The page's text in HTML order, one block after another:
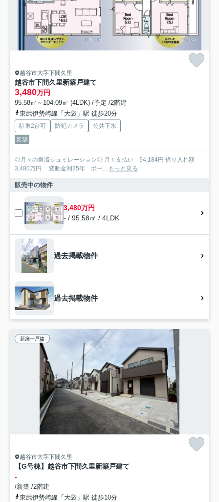
越谷市大字下間久里
越谷市下間久里新築戸建て
3,480万円
95.58㎡～104.09㎡ (4LDK) /予定 /2階建
東武伊勢崎線「大袋」駅 徒歩20分
駐車2台可 防犯カメラ
公共下水
新築
◎月々の返済シュミレーション◎ 月々支払い 94,184円 借り入れ額
3,480万円 変動金利35年 ボー... もっと見る
販売中の物件
3,480万円
- / 95.58㎡ / 4LDK
過去掲載物件
過去掲載物件
新築一戸建
越谷市大字下間久里
【G号棟】越谷市下間久里新築戸建て
-
/新築 /2階建
東武伊勢崎線「大袋」駅 徒歩10分